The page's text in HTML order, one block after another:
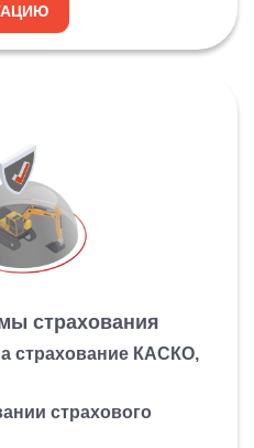
страхования
страхование КАСКО,
страхового